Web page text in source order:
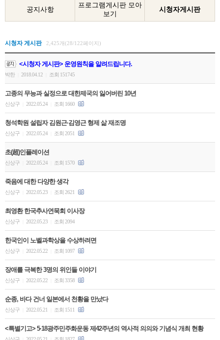
공지사항
프로그램게시판 모아
보기
시청자게시판
시청자 게시판 2,425개(28/122페이지)
<시청자 게시판> 운영원칙을 알려드립니다.
박한 2018.04.12 조회 151745
고종의 무능과 실정으로 대한제국의 잃어버린 10년
신상구 2022.05.24 조회 1660
청석학원 설립자 김원근·김영근 형제 삶 재조명
신상구 2022.05.24 조회 2051
초(超)인플레이션
신상구 2022.05.24 조회 1570
죽음에 대한 다양한 생각
신상구 2022.05.23 조회 2621
최영환 한국추사연묵회 이사장
신상구 2022.05.23 조회 2094
한국인이 노벨과학상을 수상하려면
신상구 2022.05.22 조회 1097
장애를 극복한 3명의 위인들 이야기
신상구 2022.05.22 조회 3358
순종, 바다 건너 일본에서 천황을 만났다 ​
신상구 2022.05.21 조회 1511
<특별기고> 5·18광주민주화운동 제42주년의 역사적 의의와 기념식 개최 현황